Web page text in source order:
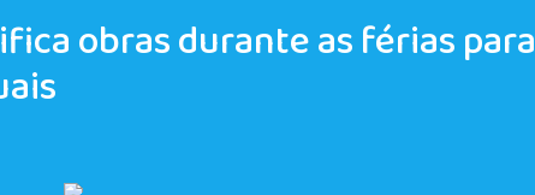
obras durante as férias para